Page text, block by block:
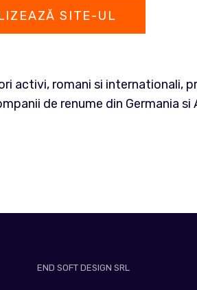
SITE-UL
activi, romani si internationali,
de renume din Germania
END SOFT DESIGN SRL